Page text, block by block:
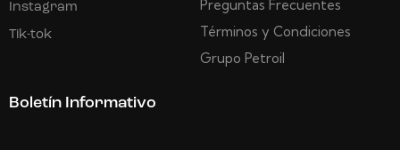
Instagram
Tik-tok
Preguntas Frecuentes
Términos y Condiciones
Grupo Petroil
Boletín Informativo